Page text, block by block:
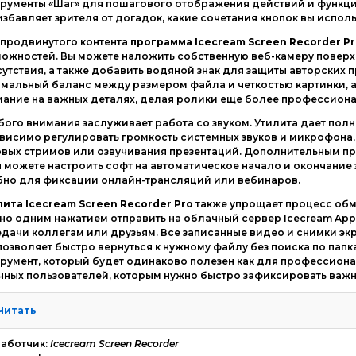
«Шаг» для пошагового отображения действий и
зрителя от догадок, какие сочетания кнопок вы
контента программа Icecream Screen Recorder
Вы можете наложить собственную веб-камеру
а также добавить водяной знак для защиты авторских
баланс между размером файла и четкостью картинки,
на важных деталях, делая ролики еще более
внимания заслуживает работа со звуком. Утилита дает
регулировать громкость системных звуков и
стримов или озвучивания презентаций. Дополнительным
настроить софт на автоматическое начало и окончание
для фиксации онлайн-трансляций или вебинаров.
Icecream Screen Recorder Pro также упрощает процесс
одним нажатием отправить на облачный сервер Icecream
коллегам или друзьям. Все записанные видео и снимки
быстро вернуться к нужному файлу без поиска по
который будет одинаково полезен как для
пользователей, которым нужно быстро зафиксировать
Icecream Screen Recorder